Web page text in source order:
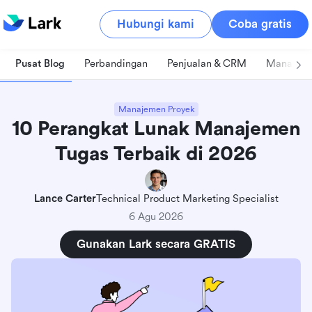
Hubungi kami Coba gratis
Pusat Blog Perbandingan Penjualan & CRM
Manajemen Proyek
10 Perangkat Lunak Manajemen
Tugas Terbaik di 2026
Lance CarterTechnical Product Marketing Specialist
6 Agu 2026
Gunakan Lark secara GRATIS